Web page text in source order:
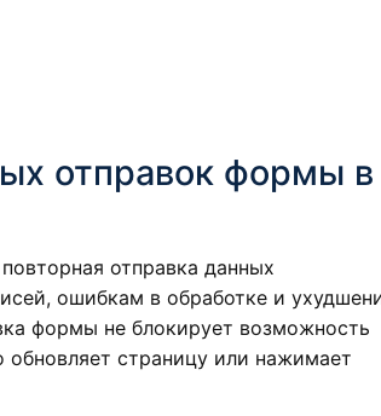
отправок формы в
отправка данных
ошибкам в обработке и
формы не блокирует возможность
обновляет страницу или нажимает